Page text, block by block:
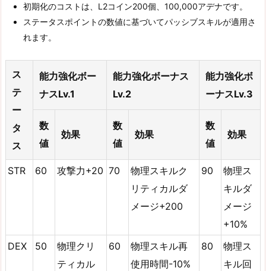
初期化のコストは、L2コイン200個、100,000アデナです。
ステータスポイントの数値に基づいてパッシブスキルが適用さ
れます。
ス
テ
ー
タ
ス
能力強化ボー
ナスLv.1
能力強化ボーナス
Lv.2
能力強化ボ
ーナスLv.3
数
値
効果
数
値
効果
数
値
効果
STR 60 攻撃力+20 70
物理スキルク
リティカルダ
メージ+200
90
物理ス
キルダ
メージ
+10%
DEX
50
物理クリ
ティカル
60
物理スキル再
使用時間-10%
80
物理ス
キル回